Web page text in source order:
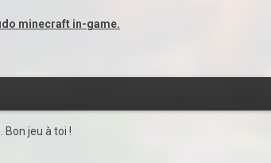
minecraft in-game.
jeu à toi !